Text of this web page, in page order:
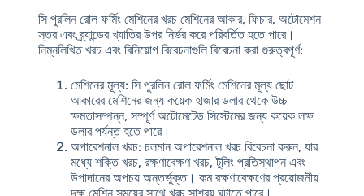
সি পুরলিন রোল ফর্মিং মেশিনের খরচ মেশিনের আকার, ফিচার, অটোমেশন
স্তর এবং ব্র্যান্ডের খ্যাতির উপর নির্ভর করে পরিবর্তিত হতে পারে।
নিম্নলিখিত খরচ এবং বিনিয়োগ বিবেচনাগুলি বিবেচনা করা গুরুত্বপূর্ণ:
মেশিনের মূল্য: সি পুরলিন রোল ফর্মিং মেশিনের মূল্য ছোট
আকারের মেশিনের জন্য কয়েক হাজার ডলার থেকে উচ্চ
ক্ষমতাসম্পন্ন, সম্পূর্ণ অটোমেটেড সিস্টেমের জন্য কয়েক লক্ষ
ডলার পর্যন্ত হতে পারে।
অপারেশনাল খরচ: চলমান অপারেশনাল খরচ বিবেচনা করুন, যার
মধ্যে শক্তি খরচ, রক্ষণাবেক্ষণ খরচ, টুলিং প্রতিস্থাপন এবং
উপাদানের অপচয় অন্তর্ভুক্ত। কম রক্ষণাবেক্ষণের প্রয়োজনীয়